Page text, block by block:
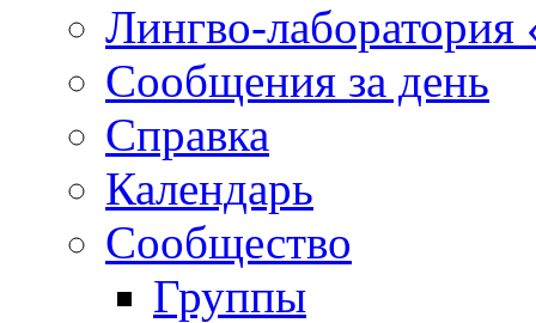
Лингво-
Сообщения за день
Справка
Календарь
Сообщество
Группы